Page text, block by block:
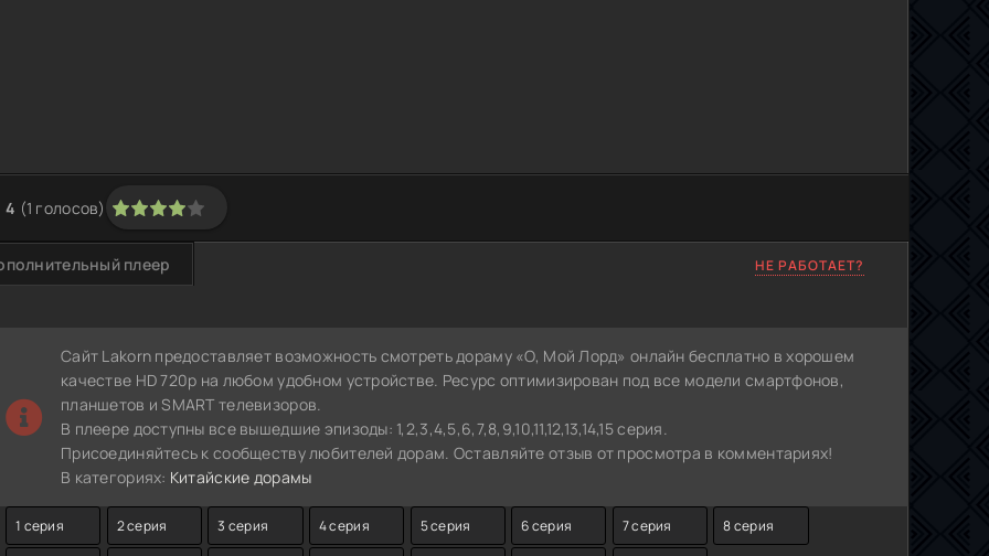
4 (1 голосов)
1 2 3 4 5
плеер НЕ РАБОТАЕТ?
Сайт Lakorn предоставляет возможность смотреть дораму «О, Мой Лорд» онлайн бесплатно в хорошем
качестве HD 720p на любом удобном устройстве. Ресурс оптимизирован под все модели смартфонов,
планшетов и SMART телевизоров.
В плеере доступны все вышедшие эпизоды: 1,2,3,4,5,6,7,8,9,10,11,12,13,14,15 серия.
Присоединяйтесь к сообществу любителей дорам. Оставляйте отзыв от просмотра в комментариях!
В категориях: Китайские дорамы
1 серия 2 серия 3 серия 4 серия 5 серия 6 серия 7 серия 8 серия